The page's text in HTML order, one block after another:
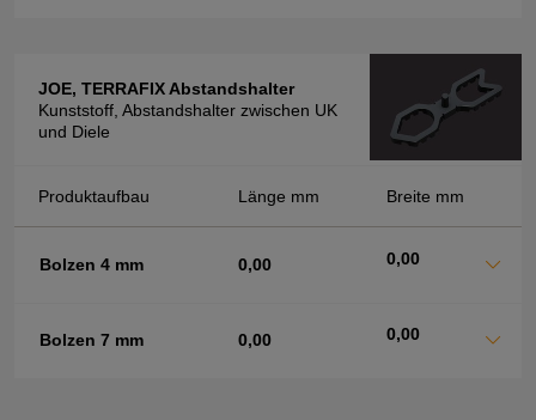
JOE, TERRAFIX Abstandshalter
Kunststoff, Abstandshalter zwischen UK
und Diele
Produktaufbau Länge mm Breite mm
Bolzen 4 mm 0,00 0,00
Bolzen 7 mm 0,00 0,00